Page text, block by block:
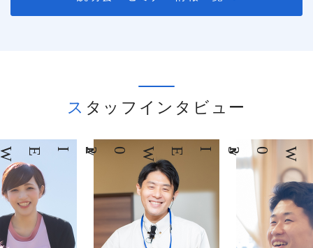
スタッフインタビュー
INTERVIEW INTERVIEW
03 04